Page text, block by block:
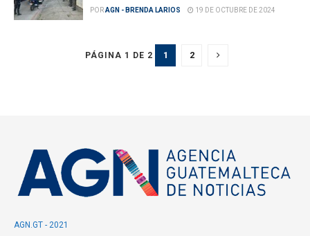
PORAGN - BRENDA LARIOS 19 DE OCTUBRE DE 2024
PÁGINA 1 DE 2 1 2
AGN.GT - 2021